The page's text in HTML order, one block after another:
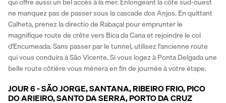
ne manquez pas de passer sous la cascade dos Anjos. En quittant
Calheta, prenez la directio de Rabaçal pour emprunter le
magnifique route de crête vers Bica da Cana et rejoindre le col
d'Encumeada. Sans passer par le tunnel, utilisez l'ancienne route
qui vous conduira à São Vicente. Si vous logez à Ponta Delgada une
belle route côtière vous mènera en fin de journée à votre étape.
JOUR 6 - SÃO JORGE, SANTANA, RIBEIRO FRIO, PICO
DO ARIEIRO, SANTO DA SERRA, PORTO DA CRUZ